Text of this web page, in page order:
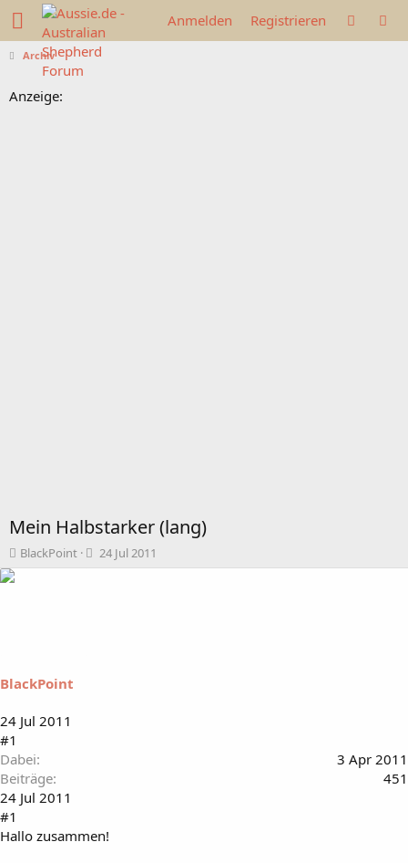
Anmelden Registrieren
Archiv
Anzeige:
Mein Halbstarker (lang)
T
h
a
t
e
BlackPoint
B
e
24 Jul 2011
BlackPoint
24 Jul 2011
#1
Dabei
3 Apr 2011
Beiträge
451
24 Jul 2011
#1
Hallo zusammen!